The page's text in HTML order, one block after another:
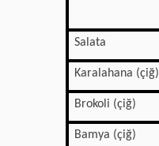
Salata
Karalahana (çiğ)
Brokoli (çiğ)
Bamya (çiğ)